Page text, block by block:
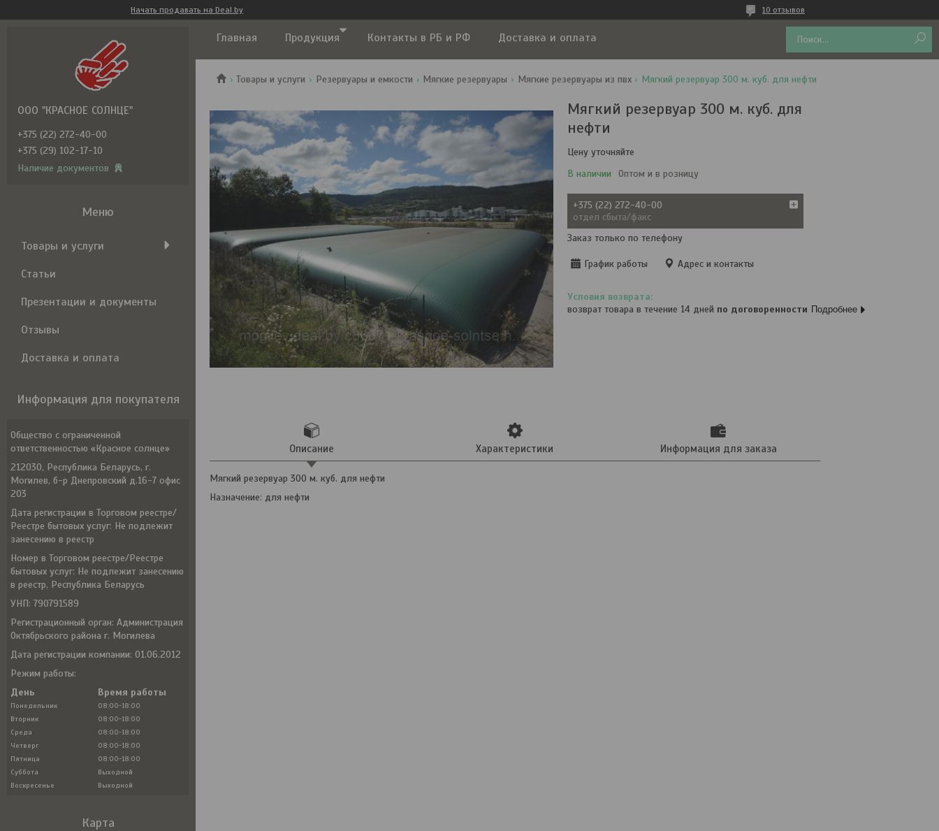
Начать продавать на Deal.by 10 отзывов
Главная Продукция Контакты в РБ и РФ Доставка и оплата
Товары и услуги Резервуары и емкости Мягкие резервуары Мягкие резервуары из пвх Мягкий резервуар 300 м. куб. для нефти
Мягкий резервуар 300 м. куб. для
нефти
Цену уточняйте
В наличии
Оптом и в розницу
+375 (22) 272-40-00
отдел сбыта/факс
Заказ только по телефону
График работы Адрес и контакты
возврат товара в течение 14 дней по договоренности Подробнее
Описание Характеристики Информация для заказа
Мягкий резервуар 300 м. куб. для нефти
Назначение: для нефти
ООО "КРАСНОЕ СОЛНЦЕ"
+375 (22) 272-40-00
+375 (29) 102-17-10
Наличие документов
Товары и услуги
Статьи
Презентации и документы
Отзывы
Доставка и оплата
Информация для покупателя
Общество с ограниченной
ответственностью «Красное солнце»
212030, Республика Беларусь, г.
Могилев, б-р Днепровский д.16-7 офис
203
Дата регистрации в Торговом реестре/
Реестре бытовых услуг: Не подлежит
занесению в реестр
Номер в Торговом реестре/Реестре
бытовых услуг: Не подлежит занесению
в реестр, Республика Беларусь
УНП: 790791589
Регистрационный орган: Администрация
Октябрьского района г. Могилева
Дата регистрации компании: 01.06.2012
Режим работы:
День
Время работы
Понедельник
08:00-18:00
Вторник
08:00-18:00
Среда
08:00-18:00
Четверг
08:00-18:00
Пятница
08:00-18:00
Суббота
Выходной
Воскресенье
Выходной
Карта